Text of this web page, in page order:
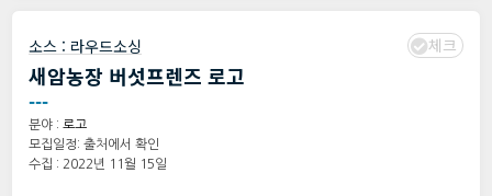
소스 : 라우드소싱 체크
새암농장 버섯프렌즈 로고
---
분야 : 로고
모집일정: 출처에서 확인
수집 : 2022년 11월 15일